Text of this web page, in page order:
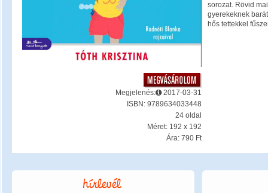
Megjelenés:
2017-03-31
ISBN: 9789634033448
24 oldal
Méret: 192 x 192
Ára: 790 Ft
sorozat. Rövid
gyerekeknek
hős tettekkel